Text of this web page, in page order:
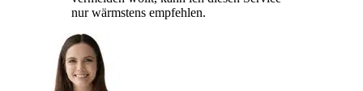
nur wärmstens empfehlen.